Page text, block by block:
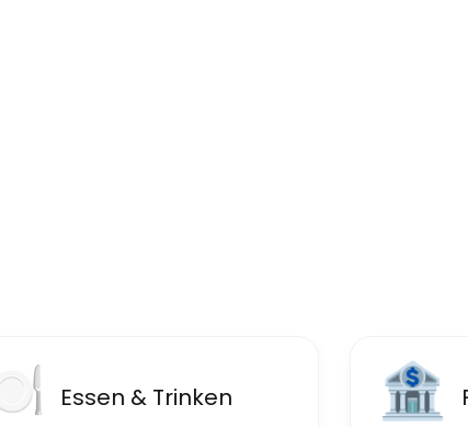
Essen & Trinken 🏦